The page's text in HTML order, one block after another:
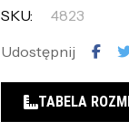
SKU:
4823
Udostępnij
TABELA